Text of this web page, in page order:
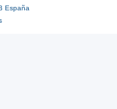
España